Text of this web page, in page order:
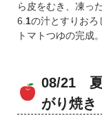
ら皮をむき、凍っ
6.1の汁とすりおろ
トマトつゆの完成。
08/21 夏
がり焼き